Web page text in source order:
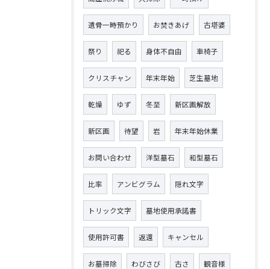
遺骨一時預かり お焚きあげ 古塔婆
祭り 祀る 身体不自由 車椅子
クリスチャン 年末年始 芝生墓地
乾燥 ゆず 冬至 新区画解放
新区画 待望 岩 年末年始休業
お問い合わせ 洋型墓石 和型墓石
比率 アンビグラム 隠れ文字
トリック文字 墓地使用承諾書
使用許可書 返還 キャンセル
お墓掃除 わびさび 古さ 観音様